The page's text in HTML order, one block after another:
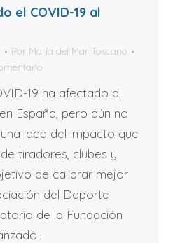
el COVID-19 al
Por María del Mar Toscano
19 ha afectado al
España, pero aún no
idea del impacto que
tiradores, clubes y
de calibrar mejor
del Deporte
de la Fundación